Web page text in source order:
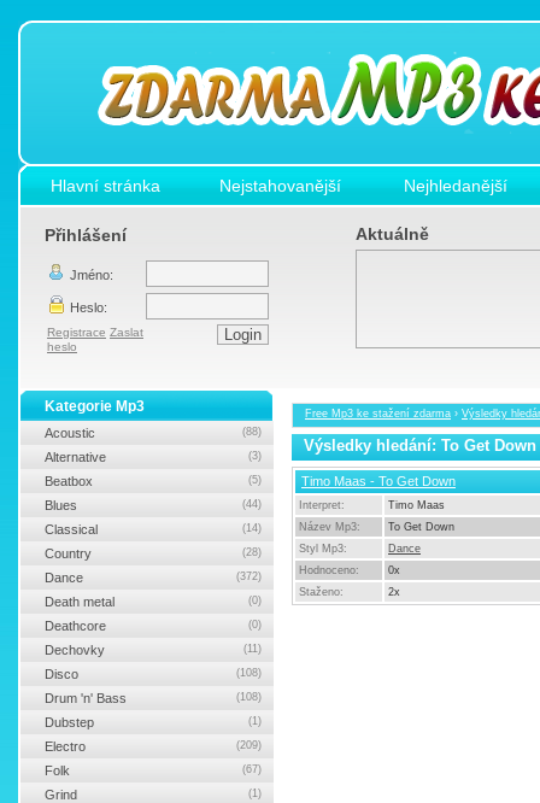
Hlavní stránka Nejstahovanější Nejhledanější
Přihlášení
Jméno:
Heslo:
Registrace Zaslat
heslo
Aktuálně
Free Mp3 ke stažení zdarma › Výsledky
Výsledky hledání: To Get Down
Timo Maas - To Get Down
Interpret:
Timo Maas
Název Mp3:
To Get Down
Styl Mp3:
Dance
Hodnoceno:
0x
Staženo:
2x
Kategorie Mp3
Acoustic (88)
Alternative (3)
Beatbox (5)
Blues (44)
Classical (14)
Country (28)
Dance (372)
Death metal (0)
Deathcore (0)
Dechovky (11)
Disco (108)
Drum 'n' Bass (108)
Dubstep (1)
Electro (209)
Folk (67)
Grind (1)